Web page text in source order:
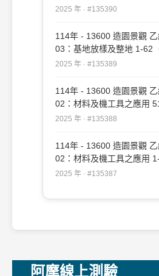
新）#135390
2025 年 · #135390
114年 - 13600 造園景觀 乙
03：基地放樣及整地 1-62
新）#135389
2025 年 · #135389
114年 - 13600 造園景觀 乙
02：材料及機工具之應用
109（2025/12/19 更新）
2025 年 · #135388
114年 - 13600 造園景觀 乙
02：材料及機工具之應用 1-
50（2025/12/19 更新）
2025 年 · #135387
阿摩線上測驗